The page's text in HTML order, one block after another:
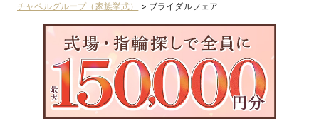
チャペルグループ（家族挙式）
> ブライダルフェア